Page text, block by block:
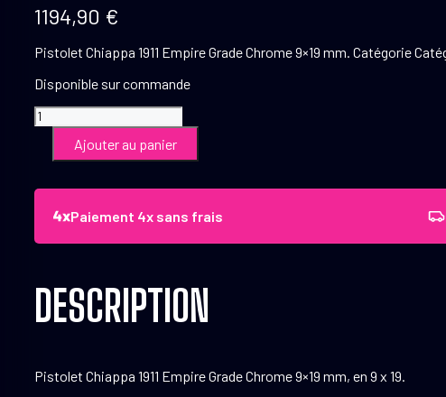
1194,90 €
Pistolet Chiappa 1911 Empire Grade Chrome 9×19 mm. Catégorie
Disponible sur commande
quantité
de
Pistolet
Chiappa
Grade
Ajouter au panier
Paiement 4x sans frais
DESCRIPTION
Pistolet Chiappa 1911 Empire Grade Chrome 9×19 mm, en 9 x 19.